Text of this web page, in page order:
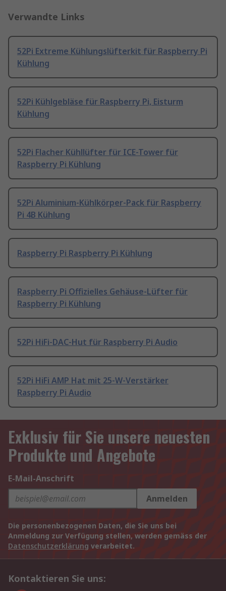
Verwandte Links
52Pi Extreme Kühlungslüfterkit für Raspberry Pi
Kühlung
52Pi Kühlgebläse für Raspberry Pi, Eisturm
Kühlung
52Pi Flacher Kühllüfter für ICE-Tower für
Raspberry Pi Kühlung
52Pi Aluminium-Kühlkörper-Pack für Raspberry
Pi 4B Kühlung
Raspberry Pi Raspberry Pi Kühlung
Raspberry Pi Offizielles Gehäuse-Lüfter für
Raspberry Pi Kühlung
52Pi HiFi-DAC-Hut für Raspberry Pi Audio
52Pi HiFi AMP Hat mit 25-W-Verstärker
Raspberry Pi Audio
Exklusiv für Sie unsere neuesten
Produkte und Angebote
E-Mail-Anschrift
Anmelden
Die personenbezogenen Daten, die Sie uns bei
Anmeldung zur Verfügung stellen, werden gemäss der
Datenschutzerklärung verarbeitet.
Kontaktieren Sie uns: